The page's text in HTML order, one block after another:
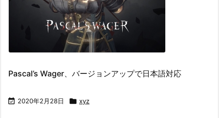
Pascal’s Wager、バージョンアップで日本語対応
 2020年2月28日  xyz